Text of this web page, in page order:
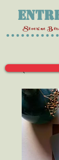
Séverine